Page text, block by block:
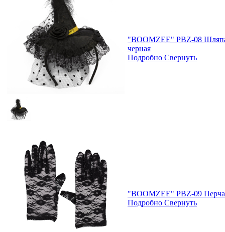
"BOOMZEE" PBZ-08
черная
Подробно Свернуть
"BOOMZEE" PBZ-09
Подробно Свернуть